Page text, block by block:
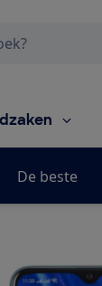
De beste